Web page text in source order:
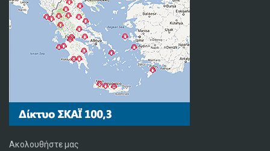
Ακολουθήστε μας